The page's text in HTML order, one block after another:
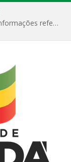
Relatórios Detalhados contendo todas as informações referentes a execução de recursos destinados ao fomento de projetos culturais no Município de Jacundá entre os anos de 2022 ao presente ano de 2026.